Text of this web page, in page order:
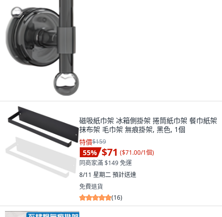
磁吸紙巾架 冰箱側掛架 捲筒紙巾架 餐巾紙架
抹布架 毛巾架 無痕掛架, 黑色, 1個
特價$159
55% $71 ($71.00/1個)
同商家滿 $149 免運
8/11 星期二預計送達
免費退貨
(16)